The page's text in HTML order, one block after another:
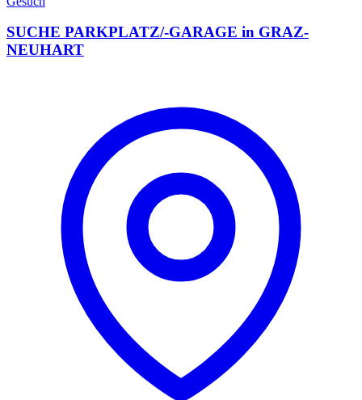
SUCHE PARKPLATZ/-GARAGE in GRAZ-
NEUHART